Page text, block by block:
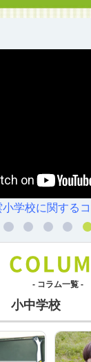
小学校に関する
- コラム一覧 -
小中学校